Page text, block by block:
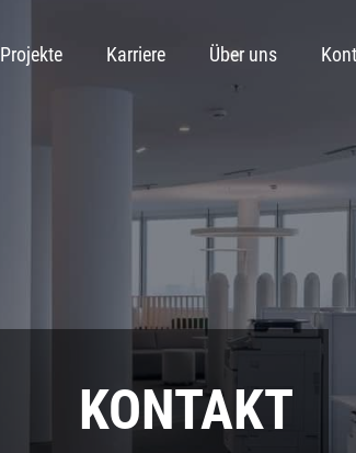
Projekte Karriere Über uns
KONTAKT